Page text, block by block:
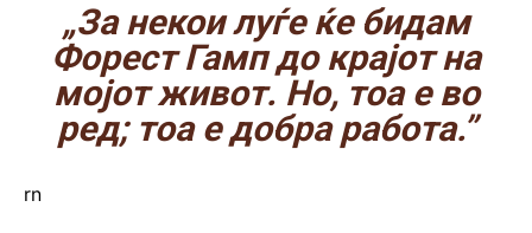
„За некои луѓе ќе бидам
Форест Гамп до крајот на
мојот живот. Но, тоа е во
ред; тоа е добра работа.”
rn